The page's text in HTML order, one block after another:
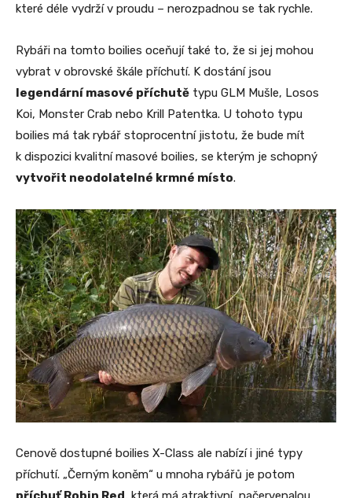
které déle vydrží v proudu – nerozpadnou se tak rychle.
Rybáři na tomto boilies oceňují také to, že si jej mohou
vybrat v obrovské škále příchutí. K dostání jsou
legendární masové příchutě typu GLM Mušle, Losos
Koi, Monster Crab nebo Krill Patentka. U tohoto typu
boilies má tak rybář stoprocentní jistotu, že bude mít
k dispozici kvalitní masové boilies, se kterým je schopný
vytvořit neodolatelné krmné místo.
Cenově dostupné boilies X-Class ale nabízí i jiné typy
příchutí. „Černým koněm“ u mnoha rybářů je potom